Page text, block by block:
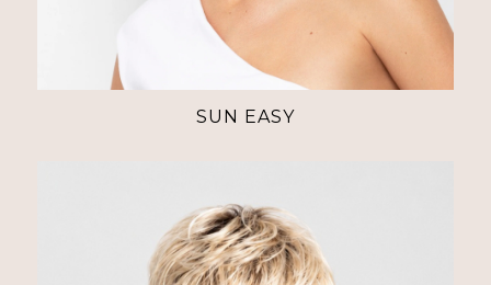
SUN EASY